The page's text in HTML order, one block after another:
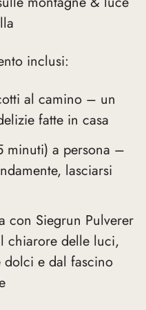
inclusi:
al camino – un
fatte in casa
minuti) a persona –
lasciarsi
con Siegrun Pulverer
chiarore delle luci,
dolci e dal fascino